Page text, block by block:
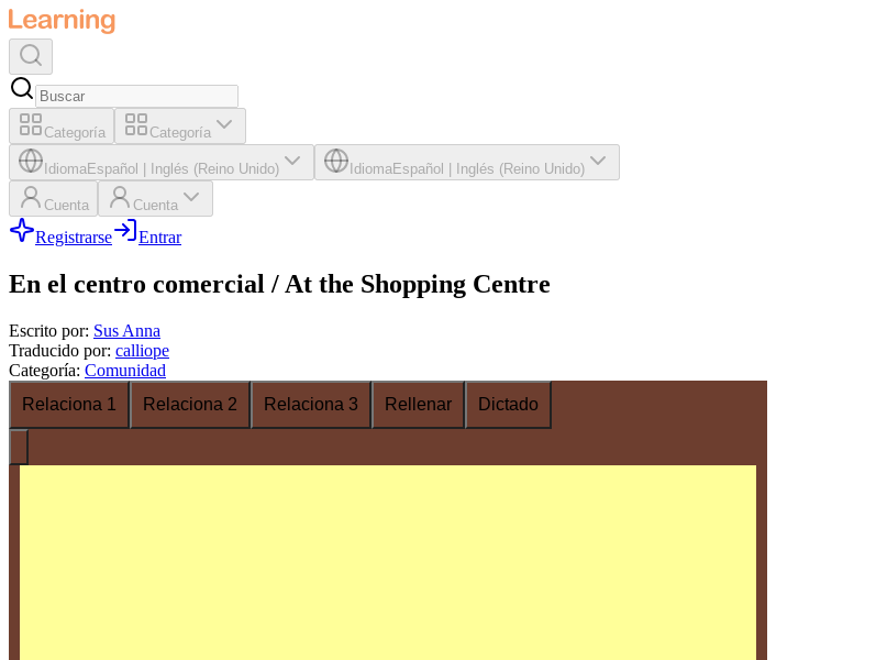
Categoría Categoría
IdiomaEspañol Inglés (Reino Unido) IdiomaEspañol Inglés (Reino Unido)
Cuenta Cuenta
Registrarse Entrar
En el centro comercial / At the Shopping Centre
Escrito por: Sus Anna
Traducido por: calliope
Categoría: Comunidad
Relaciona 1
Relaciona 2 Relaciona 3 Rellenar Dictado